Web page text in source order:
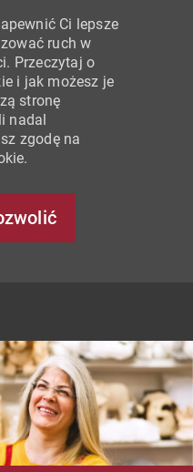
Ci lepsze
ruch w
Przeczytaj o
i jak możesz je
stronę
nadal
zgodę na